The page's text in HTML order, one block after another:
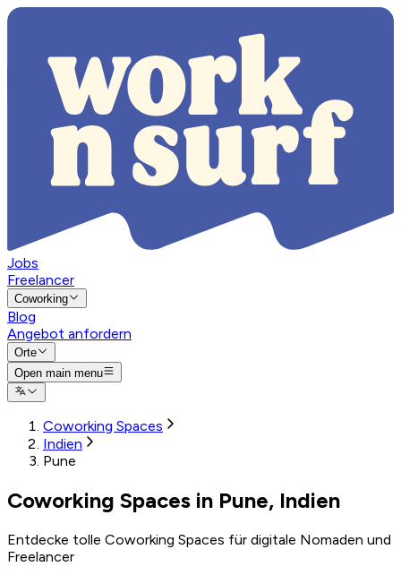
Jobs
Freelancer
Coworking
Blog
Angebot anfordern
Orte
Open main menu
Coworking Spaces
Indien
Pune
Coworking Spaces in Pune, Indien
Entdecke tolle Coworking Spaces für digitale Nomaden und
Freelancer